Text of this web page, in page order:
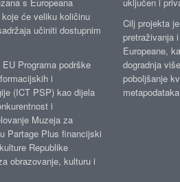
će veliku količinu
učiniti dostupnim
Programa podrške
i
(ICT PSP) kao dijela
i
Muzeja za
Partage Plus financijski
Republike
obrazovanje, kulturu i
Cilj projekta
pretraživanja
Europeane,
dogradnja
poboljšanje